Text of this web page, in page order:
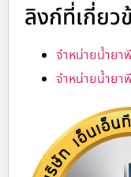
ลิงก์ที่เกี่ยว
จำหน่ายน้ำยา
จำหน่ายน้ำยา